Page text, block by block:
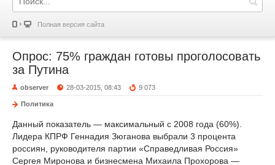
Полная версия сайта
Опрос: 75% граждан готовы проголосовать
за Путина
observer 28-03-2015, 08:43 9 073
Политика
Данный показатель — максимальный с 2008 года (60%).
Лидера КПРФ Геннадия Зюганова выбрали 3 процента
россиян, руководителя партии «Справедливая Россия»
Сергея Миронова и бизнесмена Михаила Прохорова —